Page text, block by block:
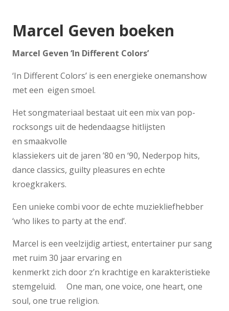
Marcel Geven boeken
Marcel Geven ‘In Different Colors’
‘In Different Colors’ is een energieke onemanshow
met een eigen smoel.
Het songmateriaal bestaat uit een mix van pop-
rocksongs uit de hedendaagse hitlijsten
en smaakvolle
klassiekers uit de jaren ’80 en ‘90, Nederpop hits,
dance classics, guilty pleasures en echte
kroegkrakers.
Een unieke combi voor de echte muziekliefhebber
‘who likes to party at the end’.
Marcel is een veelzijdig artiest, entertainer pur sang
met ruim 30 jaar ervaring en
kenmerkt zich door z’n krachtige en karakteristieke
stemgeluid. One man, one voice, one heart, one
soul, one true religion.